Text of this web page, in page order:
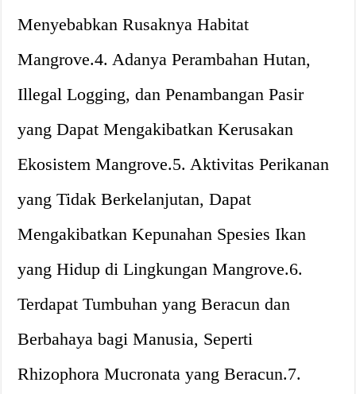
Menyebabkan Rusaknya Habitat
Mangrove.4. Adanya Perambahan Hutan,
Illegal Logging, dan Penambangan Pasir
yang Dapat Mengakibatkan Kerusakan
Ekosistem Mangrove.5. Aktivitas Perikanan
yang Tidak Berkelanjutan, Dapat
Mengakibatkan Kepunahan Spesies Ikan
yang Hidup di Lingkungan Mangrove.6.
Terdapat Tumbuhan yang Beracun dan
Berbahaya bagi Manusia, Seperti
Rhizophora Mucronata yang Beracun.7.